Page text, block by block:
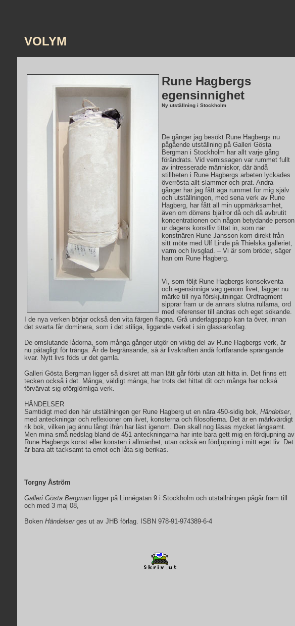
VOLYM
Rune Hagbergs
egensinnighet
Ny utställning i Stockholm
De gånger jag besökt Rune Hagbergs nu
pågående utställning på Galleri Gösta
Bergman i Stockholm har allt varje gång
förändrats. Vid vernissagen var rummet fullt
av intresserade människor, där ändå
stillheten i Rune Hagbergs arbeten lyckades
överrösta allt slammer och prat. Andra
gånger har jag fått äga rummet för mig själv
och utställningen, med sena verk av Rune
Hagberg, har fått all min uppmärksamhet,
även om dörrens bjällror då och då avbrutit
koncentrationen och någon betydande person
ur dagens konstliv tittat in, som när
konstnären Rune Jansson kom direkt från
sitt möte med Ulf Linde på Thielska galleriet,
varm och livsglad. – Vi är som bröder, säger
han om Rune Hagberg.
Vi, som följt Rune Hagbergs konsekventa
och egensinniga väg genom livet, lägger nu
märke till nya förskjutningar. Ordfragment
sipprar fram ur de annars slutna rullarna, ord
med referenser till andras och eget sökande.
I de nya verken börjar också den vita färgen flagna. Grå underlagspapp kan ta över, innan
det svarta får dominera, som i det stiliga, liggande verket i sin glassarkofag.
De omslutande lådorna, som många gånger utgör en viktig del av Rune Hagbergs verk, är
nu påtagligt för trånga. Är de begränsande, så är livskraften ändå fortfarande sprängande
kvar. Nytt livs föds ur det gamla.
Galleri Gösta Bergman ligger så diskret att man lätt går förbi utan att hitta in. Det finns ett
tecken också i det. Många, väldigt många, har trots det hittat dit och många har också
förvärvat sig oförglömliga verk.
HÄNDELSER
Samtidigt med den här utställningen ger Rune Hagberg ut en nära 450-sidig bok, Händelser,
med anteckningar och reflexioner om livet, konsterna och filosofierna. Det är en märkvärdigt
rik bok, vilken jag ännu långt ifrån har läst igenom. Den skall nog läsas mycket långsamt.
Men mina små nedslag bland de 451 anteckningarna har inte bara gett mig en fördjupning av
Rune Hagbergs konst eller konsten i allmänhet, utan också en fördjupning i mitt eget liv. Det
är bara att tacksamt ta emot och låta sig berikas.
Torgny Åström
Galleri Gösta Bergman ligger på Linnégatan 9 i Stockholm och utställningen pågår fram till
och med 3 maj 08,
Boken Händelserges ut av JHB förlag. ISBN 978-91-974389-6-4